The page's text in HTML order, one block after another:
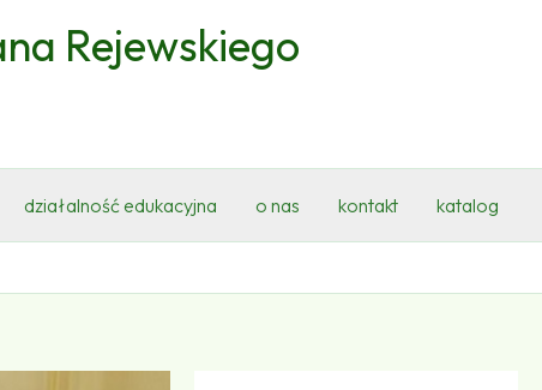
Rejewskiego
działalność edukacyjna o nas kontakt katalog